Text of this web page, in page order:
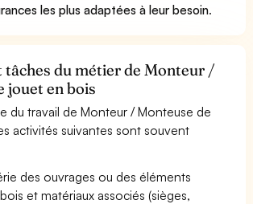
les plus adaptées à leur besoin.
du métier de Monteur /
jouet en bois
du travail de Monteur / Monteuse de
activités suivantes sont souvent
des ouvrages ou des éléments
et matériaux associés (sièges,